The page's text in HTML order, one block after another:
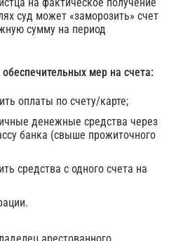
на фактическое получение
суд может «заморозить» счет
сумму на период
мер на счета:
оплаты по счету/карте;
денежные средства через
банка (свыше прожиточного
средства с одного счета на